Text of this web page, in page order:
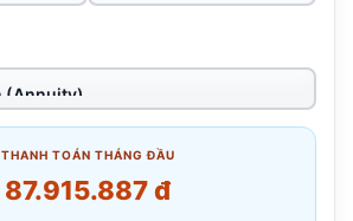
THANH TOÁN THÁNG ĐẦU
87.915.887 đ